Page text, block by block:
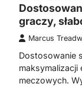
graczy,
Marcus
Dostosowanie
meczowych.